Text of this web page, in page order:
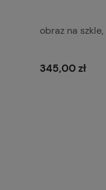
obraz na
345,00 zł